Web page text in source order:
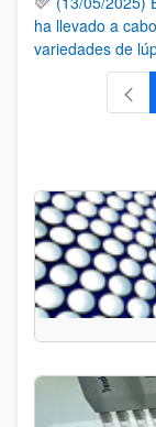
ha llevado a
variedades de